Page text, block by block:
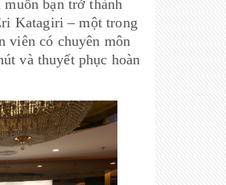
muốn bạn trở thành
Katagiri – một trong
viên có chuyên môn
và thuyết phục hoàn